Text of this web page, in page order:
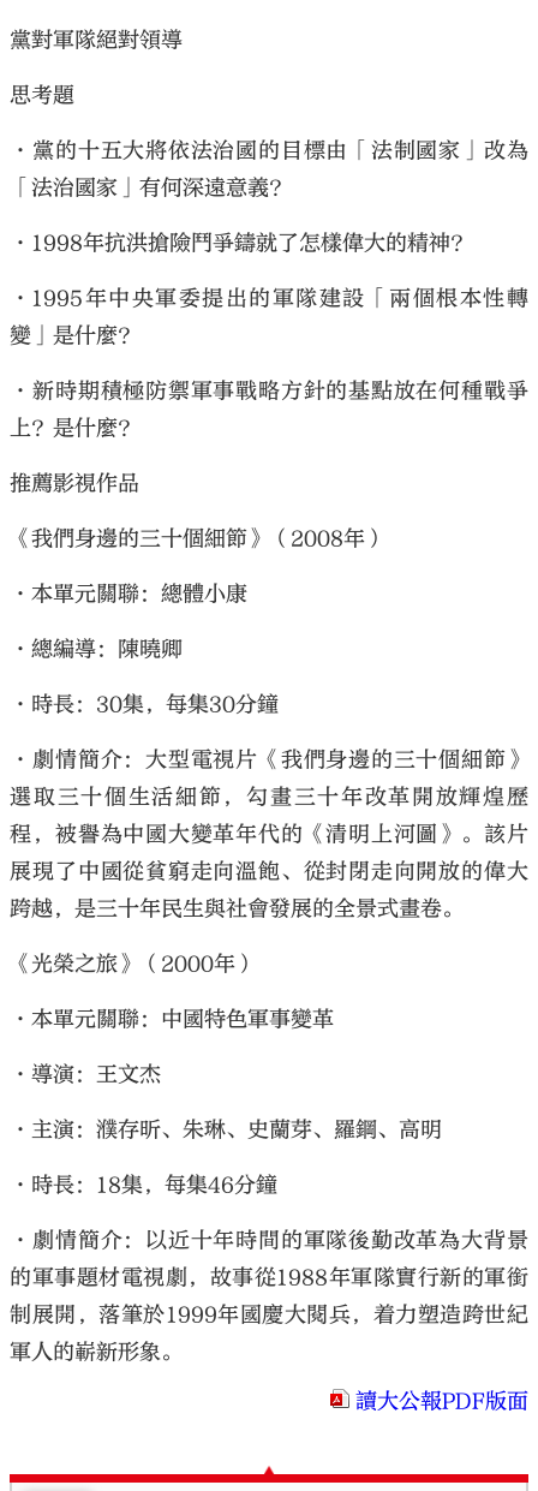
黨對軍隊絕對領導
思考題
•黨的十五大將依法治國的目標由「法制國家」改為
「法治國家」有何深遠意義？
•1998年抗洪搶險鬥爭鑄就了怎樣偉大的精神？
•1995年中央軍委提出的軍隊建設「兩個根本性轉
變」是什麼？
•新時期積極防禦軍事戰略方針的基點放在何種戰爭
上？是什麼？
推薦影視作品
《我們身邊的三十個細節》（2008年）
•本單元關聯：總體小康
•總編導：陳曉卿
•時長：30集，每集30分鐘
•劇情簡介：大型電視片《我們身邊的三十個細節》
選取三十個生活細節，勾畫三十年改革開放輝煌歷
程，被譽為中國大變革年代的《清明上河圖》。該片
展現了中國從貧窮走向溫飽、從封閉走向開放的偉大
跨越，是三十年民生與社會發展的全景式畫卷。
《光榮之旅》（2000年）
•本單元關聯：中國特色軍事變革
•導演：王文杰
•主演：濮存昕、朱琳、史蘭芽、羅鋼、高明
•時長：18集，每集46分鐘
•劇情簡介：以近十年時間的軍隊後勤改革為大背景
的軍事題材電視劇，故事從1988年軍隊實行新的軍銜
制展開，落筆於1999年國慶大閱兵，着力塑造跨世紀
軍人的嶄新形象。
讀大公報PDF版面